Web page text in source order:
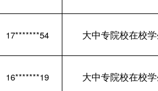
17*******54 大中专院校在校
16*******19 大中专院校在校